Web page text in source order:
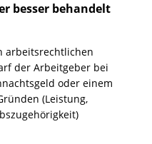
besser behandelt
arbeitsrechtlichen
der Arbeitgeber bei
oder einem
(Leistung,